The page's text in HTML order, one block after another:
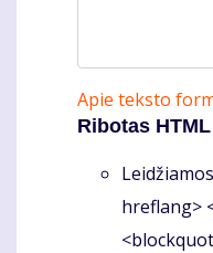
Apie teksto
Ribotas HTML
hreflang>